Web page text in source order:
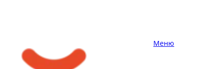
Меню